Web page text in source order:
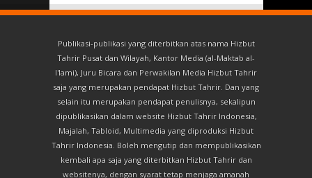
Publikasi-publikasi yang diterbitkan atas nama Hizbut
Tahrir Pusat dan Wilayah, Kantor Media (al-Maktab al-
I'lami), Juru Bicara dan Perwakilan Media Hizbut Tahrir
saja yang merupakan pendapat Hizbut Tahrir. Dan yang
selain itu merupakan pendapat penulisnya, sekalipun
dipublikasikan dalam website Hizbut Tahrir Indonesia,
Majalah, Tabloid, Multimedia yang diproduksi Hizbut
Tahrir Indonesia. Boleh mengutip dan mempublikasikan
kembali apa saja yang diterbitkan Hizbut Tahrir dan
websitenya, dengan syarat tetap menjaga amanah